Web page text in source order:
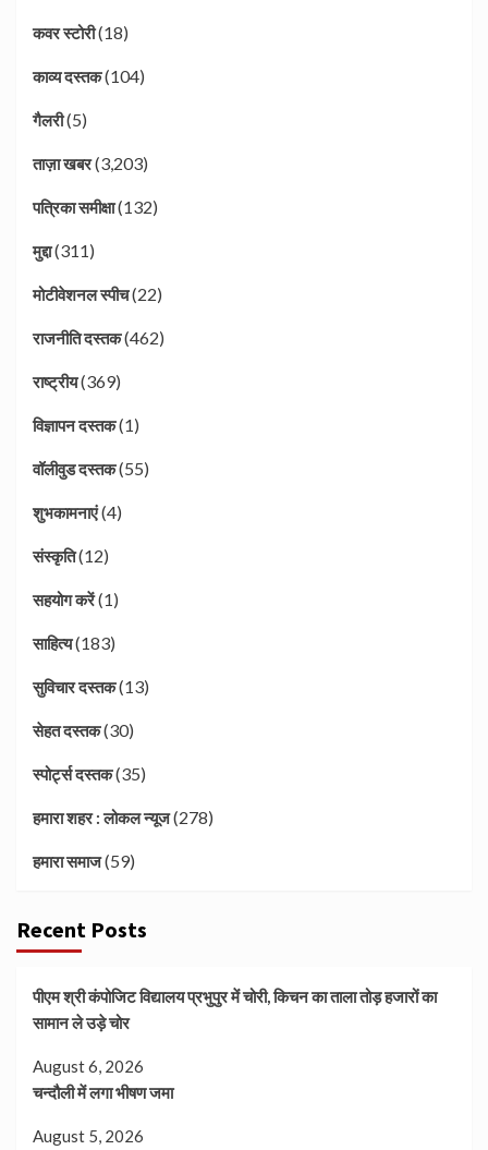
कवर स्टोरी(18)
काव्य दस्तक(104)
गैलरी(5)
ताज़ा खबर(3,203)
पत्रिका समीक्षा(132)
मुद्दा(311)
मोटीवेशनल स्पीच(22)
राजनीति दस्तक(462)
राष्ट्रीय(369)
विज्ञापन दस्तक(1)
वॉलीवुड दस्तक(55)
शुभकामनाएं(4)
संस्कृति(12)
सहयोग करें(1)
साहित्य(183)
सुविचार दस्तक(13)
सेहत दस्तक(30)
स्पोर्ट्स दस्तक(35)
हमारा शहर : लोकल न्यूज(278)
हमारा समाज(59)
Recent Posts
पीएम श्री कंपोजिट विद्यालय प्रभुपुर में चोरी, किचन का ताला तोड़ हजारों का
सामान ले उड़े चोर
August 6, 2026
चन्दौली में लगा भीषण जमा
August 5, 2026